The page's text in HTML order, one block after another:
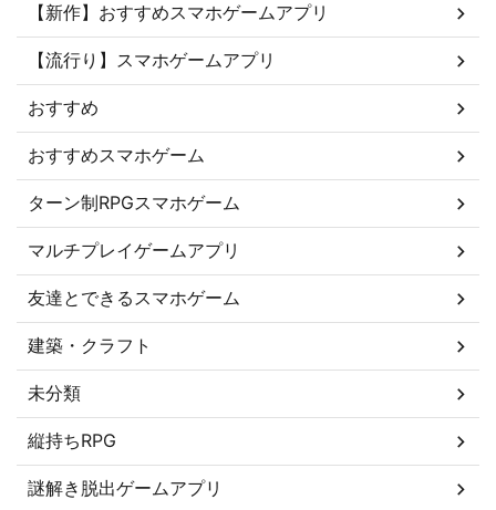
【新作】おすすめスマホゲームアプリ
【流行り】スマホゲームアプリ
おすすめ
おすすめスマホゲーム
ターン制RPGスマホゲーム
マルチプレイゲームアプリ
友達とできるスマホゲーム
建築・クラフト
未分類
縦持ちRPG
謎解き脱出ゲームアプリ